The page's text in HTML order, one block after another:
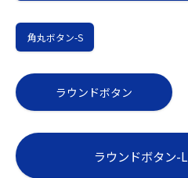
角丸ボタン-S
ラウンドボタン
ラウンドボタン-L